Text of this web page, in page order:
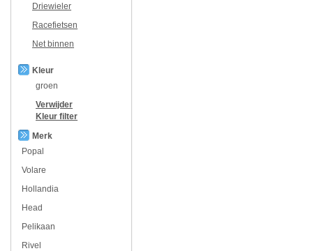
Driewieler
Racefietsen
Net binnen
Kleur
groen
Verwijder
Kleur filter
Merk
Popal
Volare
Hollandia
Head
Pelikaan
Rivel